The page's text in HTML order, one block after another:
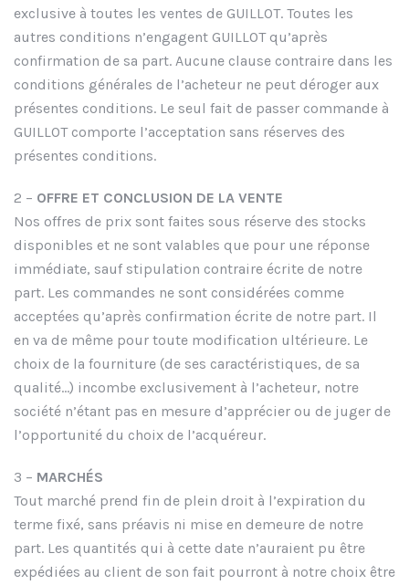
exclusive à toutes les ventes de GUILLOT. Toutes les
autres conditions n’engagent GUILLOT qu’après
confirmation de sa part. Aucune clause contraire dans les
conditions générales de l’acheteur ne peut déroger aux
présentes conditions. Le seul fait de passer commande à
GUILLOT comporte l’acceptation sans réserves des
présentes conditions.
2 – OFFRE ET CONCLUSION DE LA VENTE
Nos offres de prix sont faites sous réserve des stocks
disponibles et ne sont valables que pour une réponse
immédiate, sauf stipulation contraire écrite de notre
part. Les commandes ne sont considérées comme
acceptées qu’après confirmation écrite de notre part. Il
en va de même pour toute modification ultérieure. Le
choix de la fourniture (de ses caractéristiques, de sa
qualité…) incombe exclusivement à l’acheteur, notre
société n’étant pas en mesure d’apprécier ou de juger de
l’opportunité du choix de l’acquéreur.
3 – MARCHÉS
Tout marché prend fin de plein droit à l’expiration du
terme fixé, sans préavis ni mise en demeure de notre
part. Les quantités qui à cette date n’auraient pu être
expédiées au client de son fait pourront à notre choix être